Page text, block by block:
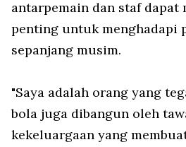
antarpemain dan staf dapat
penting untuk menghadapi
sepanjang musim.
"Saya adalah orang yang
bola juga dibangun oleh
kekeluargaan yang